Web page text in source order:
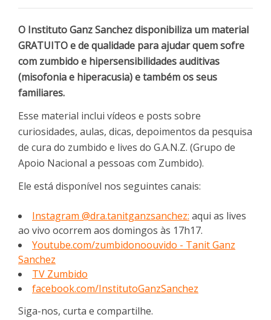
O Instituto Ganz Sanchez disponibiliza um material
GRATUITO e de qualidade para ajudar quem sofre
com zumbido e hipersensibilidades auditivas
(misofonia e hiperacusia) e também os seus
familiares.
Esse material inclui vídeos e posts sobre
curiosidades, aulas, dicas, depoimentos da pesquisa
de cura do zumbido e lives do G.A.N.Z. (Grupo de
Apoio Nacional a pessoas com Zumbido).
Ele está disponível nos seguintes canais:
Instagram @dra.tanitganzsanchez: aqui as lives
ao vivo ocorrem aos domingos às 17h17.
Youtube.com/zumbidonoouvido - Tanit Ganz
Sanchez
TV Zumbido
facebook.com/InstitutoGanzSanchez
Siga-nos, curta e compartilhe.